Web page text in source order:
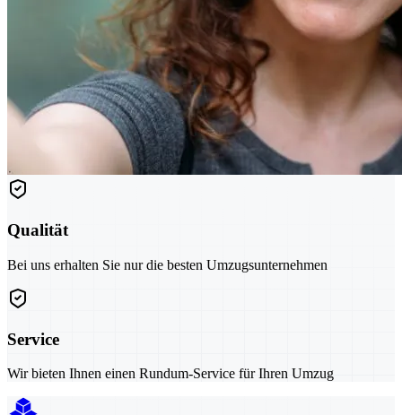
Qualität
Bei uns erhalten Sie nur die besten Umzugsunternehmen
Service
Wir bieten Ihnen einen Rundum-Service für Ihren Umzug